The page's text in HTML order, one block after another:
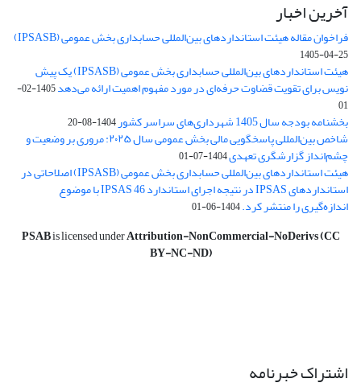
آخرین اخبار
فراخوان مقاله هیئت استانداردهای بین‌المللی حسابداری بخش عمومی (IPSASB)
1405-04-25
هیئت استانداردهای بین‌المللی حسابداری بخش عمومی (IPSASB) یک پیش
نویس برای تقویت قضاوت‌ حرفه‌ای در مورد مفهوم اهمیت ارائه می‌دهد
1405-02-
01
بخشنامه بودجه سال 1405 شهرداری‌های سراسر کشور 1404-08-20
شاخص بین‌المللی پاسخگویی مالی بخش عمومی سال ۲۰۲۵: مروری بر وضعیت و
چشم‌انداز گزارشگری تعهدی1404-07-01
هیئت استانداردهای بین‌المللی حسابداری بخش عمومی (IPSASB) اصلاحاتی در
استانداردهای IPSAS در نتیجه اجرای استاندارد IPSAS 46 با موضوع
اندازه‌گیری را منتشر کرد.1404-06-01
PSABis licensed underAttribution-NonCommercial-NoDerivs (CC
BY-NC-ND)
اشتراک خبرنامه